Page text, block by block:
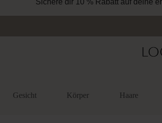
Sichere dir 10 % Rabatt auf deine
Gesicht Körper Haare